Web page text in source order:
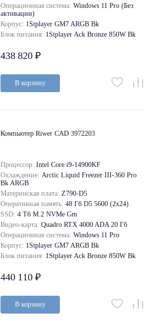
Операционная система: Windows 11 Pro (Без
активации)
Корпус: 1Stplayer GM7 ARGB Bk
Блок питания: 1Stplayer Ack Bronze 850W Bk
438 820 ₽
В корзину
Компьютер Riwer CAD 3972203
Процессор: Intel Core i9-14900KF
Охлаждение: Arctic Liquid Freezer III-360 Pro
Bk ARGB
Материнская плата: Z790-D5
Оперативная память: 48 Гб D5 5600 (2х24)
SSD: 4 Tб M.2 NVMe Gm
Видео-карта: Quadro RTX 4000 ADA 20 Гб
Операционная система: Windows 11 Pro
Корпус: 1Stplayer GM7 ARGB Bk
Блок питания: 1Stplayer Ack Bronze 850W Bk
440 110 ₽
В корзину